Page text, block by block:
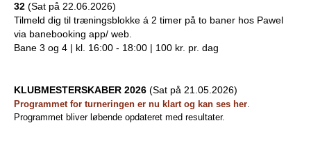
s
K
u
32 (Sat på 22.06.2026)
Tilmeld dig til træningsblokke á 2 timer på to baner hos Pawel
via banebooking app/ web.
Bane 3 og 4 | kl. 16:00 - 18:00 | 100 kr. pr. dag
KLUBMESTERSKABER 2026 (Sat på 21.05.2026)
Programmet for turneringen er nu klart og kan ses her.
Programmet bliver løbende opdateret med resultater.